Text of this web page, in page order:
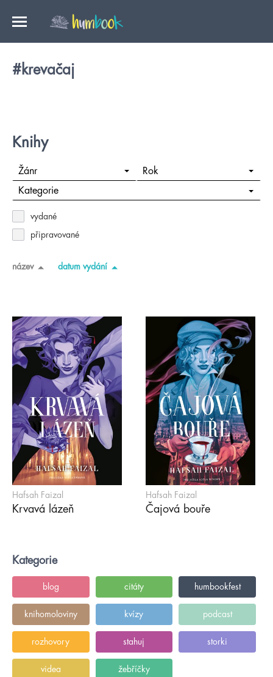
#krevačaj
Knihy
Žánr Rok
Kategorie
vydané
připravované
název datum vydání
Hafsah Faizal
Krvavá lázeň
Hafsah Faizal
Čajová bouře
Kategorie
blog citáty humbookfest
knihomoloviny kvízy podcast
rozhovory stahuj storki
videa žebříčky